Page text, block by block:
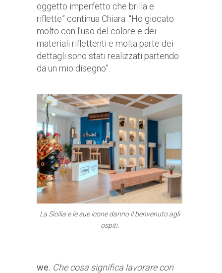
oggetto imperfetto che brilla e
riflette” continua Chiara. “Ho giocato
molto con l’uso del colore e dei
materiali riflettenti e molta parte dei
dettagli sono stati realizzati partendo
da un mio disegno”.
La Sicilia e le sue icone danno il benvenuto agli
ospiti.
we. Che cosa significa lavorare con